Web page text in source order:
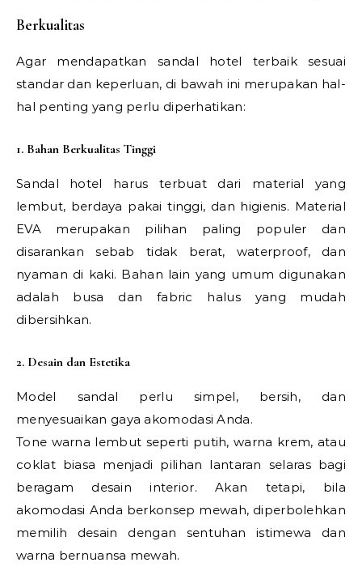
Berkualitas
Agar mendapatkan sandal hotel terbaik sesuai
standar dan keperluan, di bawah ini merupakan hal-
hal penting yang perlu diperhatikan:
1. Bahan Berkualitas Tinggi
Sandal hotel harus terbuat dari material yang
lembut, berdaya pakai tinggi, dan higienis. Material
EVA merupakan pilihan paling populer dan
disarankan sebab tidak berat, waterproof, dan
nyaman di kaki. Bahan lain yang umum digunakan
adalah busa dan fabric halus yang mudah
dibersihkan.
2. Desain dan Estetika
Model sandal perlu simpel, bersih, dan
menyesuaikan gaya akomodasi Anda.
Tone warna lembut seperti putih, warna krem, atau
coklat biasa menjadi pilihan lantaran selaras bagi
beragam desain interior. Akan tetapi, bila
akomodasi Anda berkonsep mewah, diperbolehkan
memilih desain dengan sentuhan istimewa dan
warna bernuansa mewah.